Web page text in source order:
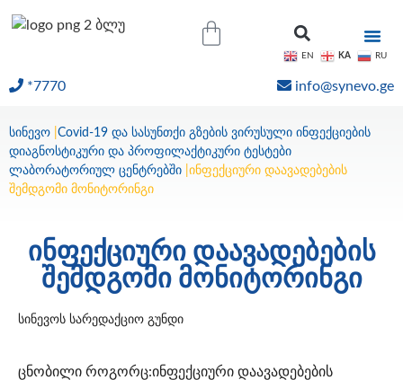
*7770 info@synevo.ge
სინევო Covid-19 და სასუნთქი გზების ვირუსული ინფექციების
დიაგნოსტიკური და პროფილაქტიკური ტესტები
ლაბორატორიულ ცენტრებში ინფექციური დაავადებების
შემდგომი მონიტორინგი
ინფექციური დაავადებების
შემდგომი მონიტორინგი
სინევოს სარედაქციო გუნდი
ცნობილი როგორც:ინფექციური დაავადებების
EN KA RU